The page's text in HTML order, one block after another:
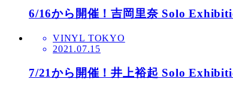
6/16から開催！吉岡里奈 Solo
VINYL TOKYO
2021.07.15
7/21から開催！井上裕起 Solo